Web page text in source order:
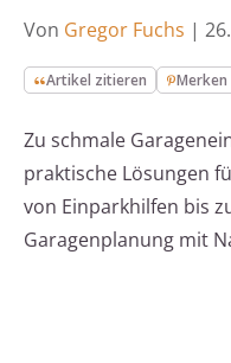
Von Gregor Fuchs |
Artikel zitieren Merken
Zu schmale
praktische Lösungen
von Einparkhilfen bis
Garagenplanung mit